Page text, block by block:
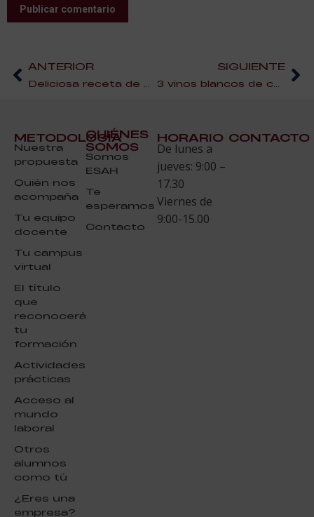
Publicar comentario
ANTERIOR SIGUIENTE
METODOLOGÍA
Nuestra
propuesta
Quién nos
acompaña
Tu equipo
docente
Tu campus
virtual
El título
que
reconocerá
tu
formación
Actividades
prácticas
Acceso al
mundo
laboral
Otros
alumnos
como tú
¿Eres una
empresa?
QUIÉNES
SOMOS
Somos
ESAH
Te
esperamos
Contacto
HORARIO
De lunes a
jueves: 9:00 –
17.30
Viernes de
9:00-15.00
CONTACTO